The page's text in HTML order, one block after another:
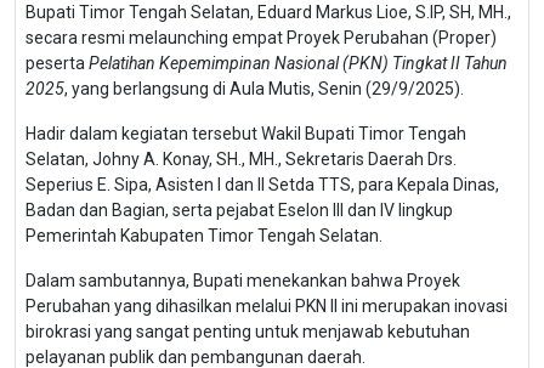
Bupati Timor Tengah Selatan, Eduard Markus Lioe, S.IP, SH, MH.,
secara resmi melaunching empat Proyek Perubahan (Proper)
peserta Pelatihan Kepemimpinan Nasional (PKN) Tingkat II Tahun
2025, yang berlangsung di Aula Mutis, Senin (29/9/2025).
Hadir dalam kegiatan tersebut Wakil Bupati Timor Tengah
Selatan, Johny A. Konay, SH., MH., Sekretaris Daerah Drs.
Seperius E. Sipa, Asisten I dan II Setda TTS, para Kepala Dinas,
Badan dan Bagian, serta pejabat Eselon III dan IV lingkup
Pemerintah Kabupaten Timor Tengah Selatan.
Dalam sambutannya, Bupati menekankan bahwa Proyek
Perubahan yang dihasilkan melalui PKN II ini merupakan inovasi
birokrasi yang sangat penting untuk menjawab kebutuhan
pelayanan publik dan pembangunan daerah.